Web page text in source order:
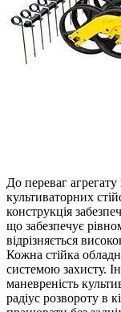
До переваг агрегату
культиваторних
конструкція
що забезпечує
відрізняється
Кожна стійка
системою захисту.
маневреність
радіус розвороту в